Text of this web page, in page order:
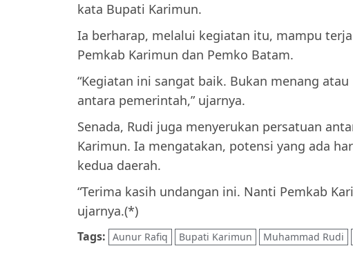
kata Bupati Karimun.
Ia berharap, melalui kegiatan itu, mampu
Pemkab Karimun dan Pemko Batam.
“Kegiatan ini sangat baik. Bukan menang
antara pemerintah,” ujarnya.
Senada, Rudi juga menyerukan persatuan
Karimun. Ia mengatakan, potensi yang ada
kedua daerah.
“Terima kasih undangan ini. Nanti Pemkab
ujarnya.(*)
Tags: Aunur Rafiq Bupati Karimun Muhammad Rudi